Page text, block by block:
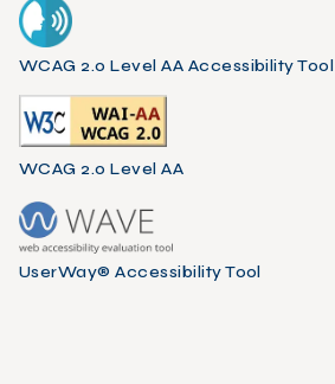
WCAG 2.0 Level AA Accessibility Tool
WCAG 2.0 Level AA
UserWay® Accessibility Tool